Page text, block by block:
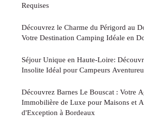
Requises
Découvrez le Charme du Périgord au
Votre Destination Camping Idéale en
Séjour Unique en Haute-Loire:
Insolite Idéal pour Campeurs
Découvrez Barnes Le Bouscat : Votre
Immobilière de Luxe pour Maisons et
d'Exception à Bordeaux